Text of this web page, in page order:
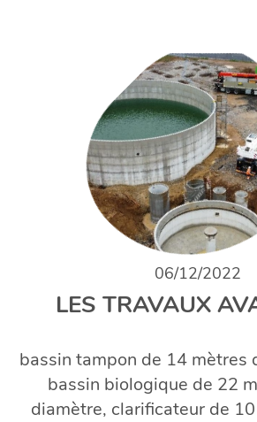
06/12/2022
LES TRAVAUX
bassin tampon de 14 mètres
bassin biologique de 22
diamètre, clarificateur de